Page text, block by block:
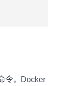
令，Docker